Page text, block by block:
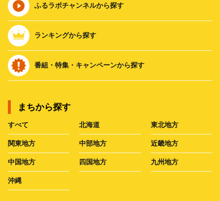
ふるラボチャンネルから探す
ランキングから探す
番組・特集・キャンペーンから探す
まちから探す
すべて 北海道 東北地方
関東地方 中部地方 近畿地方
中国地方 四国地方 九州地方
沖縄